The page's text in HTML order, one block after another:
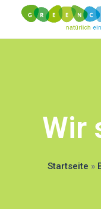
content
Wir
Startseite »